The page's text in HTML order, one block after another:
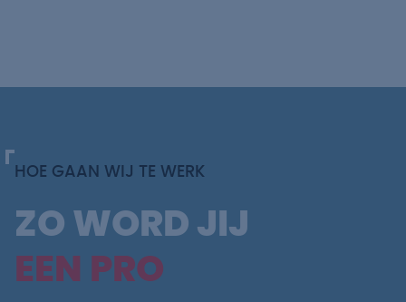
HOE GAAN WIJ TE WERK
ZO WORD JIJ
EEN PRO